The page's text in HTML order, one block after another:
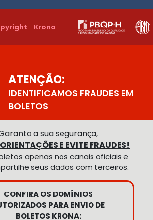
- Krona
ATENÇÃO:
IDENTIFICAMOS FRAUDES EM
BOLETOS
a sua segurança,
E EVITE FRAUDES!
apenas nos canais oficiais e
seus dados com terceiros.
CONFIRA OS DOMÍNIOS
PARA ENVIO DE
BOLETOS KRONA: